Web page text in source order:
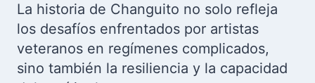
La historia de Changuito no solo refleja
los desafíos enfrentados por artistas
veteranos en regímenes complicados,
sino también la resiliencia y la capacidad